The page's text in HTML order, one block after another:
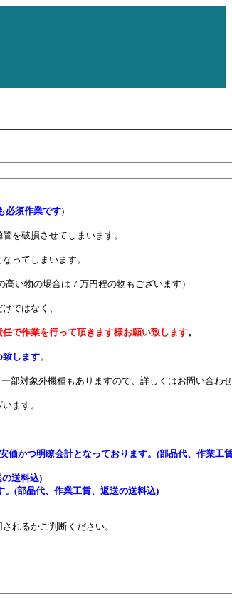
必須作業です)
を破損させてしまいます。
ってしまいます。
い物の場合は７万円程の物もございます）
ではなく、
任で作業を行って頂きます様お願い致します。
致します。
部対象外機種もありますので、詳しくはお問い合わ
ます。
価かつ明瞭会計となっております。(部品代、作業工
送料込)
。(部品代、作業工賃、返送の送料込)
れるかご判断ください。